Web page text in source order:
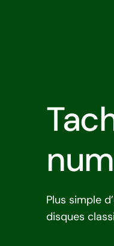
Plus simple
disques